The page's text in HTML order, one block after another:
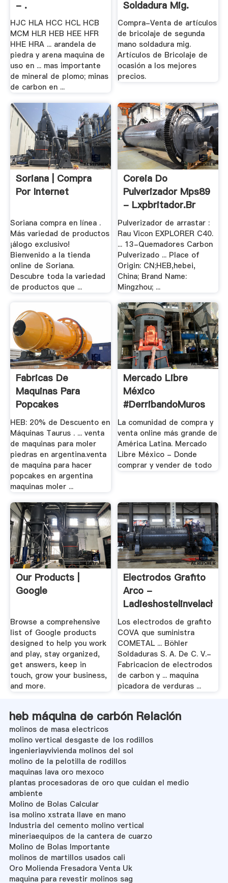
- .
HJC HLA HCC HCL HCB
MCM HLR HEB HEE HFR
HHE HRA ... arandela de
piedra y arena maquina de
uso en ... mas importante
de mineral de plomo; minas
de carbon en ...
Soldadura Mig.
Compra .
Compra-Venta de artículos
de bricolaje de segunda
mano soldadura mig.
Artículos de Bricolaje de
ocasión a los mejores
precios.
Soriana | Compra
Por Internet
Soriana compra en línea .
Más variedad de productos
¡álogo exclusivo!
Bienvenido a la tienda
online de Soriana.
Descubre toda la variedad
de productos que ...
Coreia Do
Pulverizador Mps89
- Lxpbritador.br
Pulverizador de arrastar :
Rau Vicon EXPLORER C40.
... 13-Quemadores Carbon
Pulverizado ... Place of
Origin: CN;HEB,hebei,
China; Brand Name:
Mingzhou; ...
Fabricas De
Maquinas Para
Popcakes
HEB: 20% de Descuento en
Máquinas Taurus . ... venta
de maquinas para moler
piedras en argentina.venta
de maquina para hacer
popcakes en argentina
maquinas moler ...
Mercado Libre
México
#DerribandoMuros
La comunidad de compra y
venta online más grande de
América Latina. Mercado
Libre México - Donde
comprar y vender de todo
Our Products |
Google
Browse a comprehensive
list of Google products
designed to help you work
and play, stay organized,
get answers, keep in
touch, grow your business,
and more.
Electrodos Grafito
Arco -
Los electrodos de grafito
COVA que suministra
COMETAL ... Böhler
Soldaduras S. A. De C. V.-
Fabricacion de electrodos
de carbon y ... maquina
picadora de verduras ...
heb máquina de carbón Relación
molinos de masa electricos
molino vertical desgaste de los rodillos
ingenieriayvivienda molinos del sol
molino de la pelotilla de rodillos
maquinas lava oro mexoco
plantas procesadoras de oro que cuidan el medio
ambiente
Molino de Bolas Calcular
isa molino xstrata llave en mano
Industria del cemento molino vertical
mineriaequipos de la cantera de cuarzo
Molino de Bolas Importante
molinos de martillos usados cali
Oro Molienda Fresadora Venta Uk
maquina para revestir molinos sag